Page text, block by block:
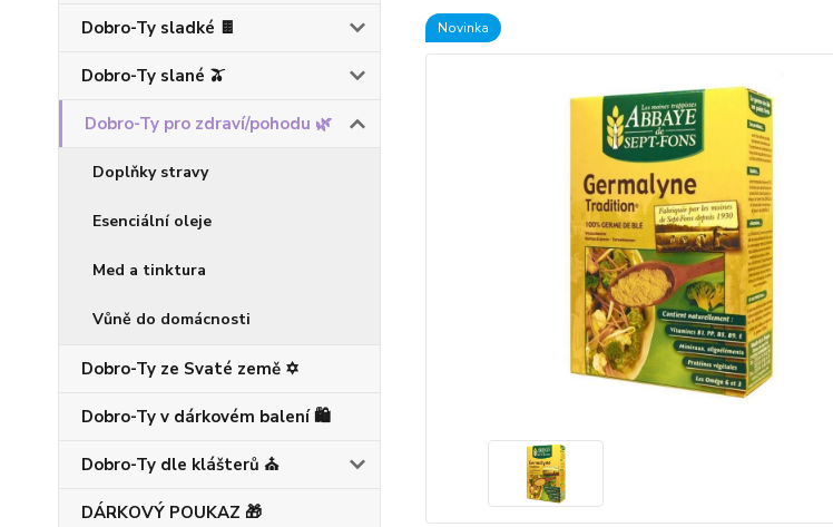
Dobro-Ty sladké 🍫
Dobro-Ty slané 🫒
Dobro-Ty pro zdraví/pohodu 🌿
Doplňky stravy
Esenciální oleje
Med a tinktura
Vůně do domácnosti
Dobro-Ty ze Svaté země ✡️
Dobro-Ty v dárkovém balení 🛍️
Dobro-Ty dle klášterů ⛪
DÁRKOVÝ POUKAZ 🎁
Novinka